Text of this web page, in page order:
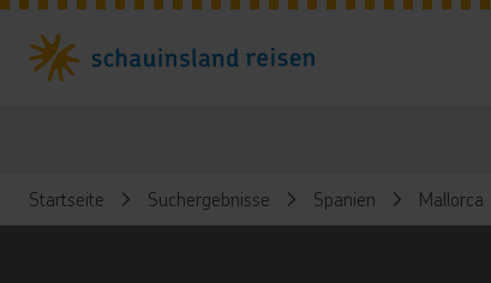
Startseite Suchergebnisse Spanien Mallorca